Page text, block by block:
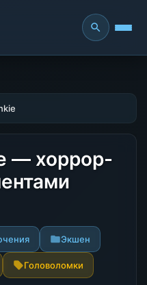
— хоррор-
Экшен
Головоломки